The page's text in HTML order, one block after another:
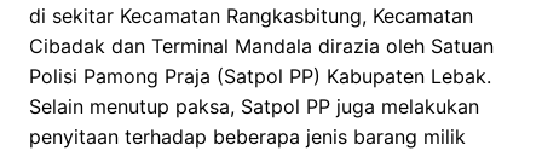
di sekitar Kecamatan Rangkasbitung, Kecamatan
Cibadak dan Terminal Mandala dirazia oleh Satuan
Polisi Pamong Praja (Satpol PP) Kabupaten Lebak.
Selain menutup paksa, Satpol PP juga melakukan
penyitaan terhadap beberapa jenis barang milik